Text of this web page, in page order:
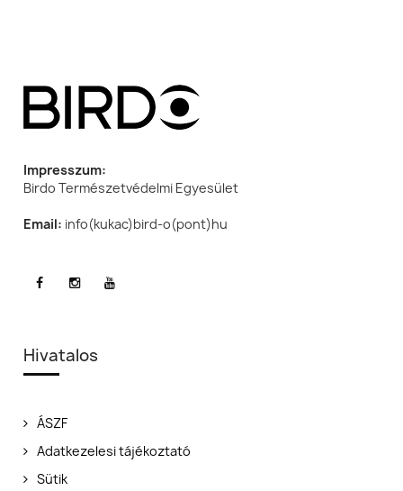
Impresszum:
Birdo Természetvédelmi Egyesület
Email: info(kukac)bird-o(pont)hu
Hivatalos
ÁSZF
Adatkezelesi tájékoztató
Sütik